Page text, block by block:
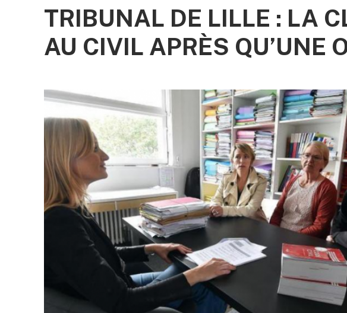
TRIBUNAL DE LILLE : LA
AU CIVIL APRÈS QU’UNE